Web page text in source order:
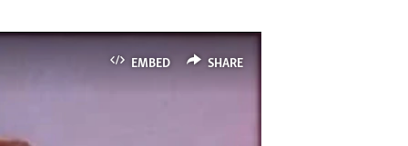
EMBED SHARE